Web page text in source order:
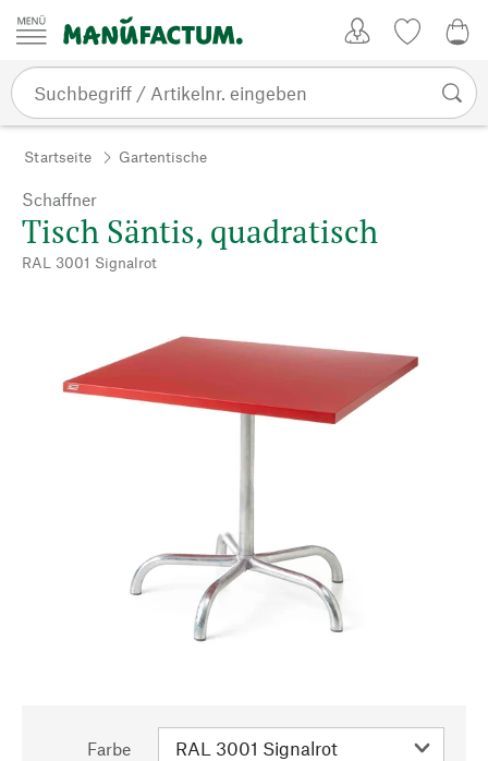
Zum Inhalt springen
Startseite Gartentische
Schaffner
Tisch Säntis, quadratisch
RAL 3001 Signalrot
Farbe